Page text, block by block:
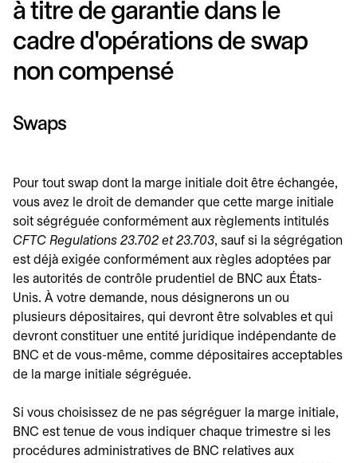
à titre de garantie dans le
cadre d'opérations de swap
non compensé
Swaps
Pour tout swap dont la marge initiale doit être échangée,
vous avez le droit de demander que cette marge initiale
soit ségréguée conformément aux règlements intitulés
CFTC Regulations 23.702 et 23.703, sauf si la ségrégation
est déjà exigée conformément aux règles adoptées par
les autorités de contrôle prudentiel de BNC aux États-
Unis. À votre demande, nous désignerons un ou
plusieurs dépositaires, qui devront être solvables et qui
devront constituer une entité juridique indépendante de
BNC et de vous-même, comme dépositaires acceptables
de la marge initiale ségréguée.
Si vous choisissez de ne pas ségréguer la marge initiale,
BNC est tenue de vous indiquer chaque trimestre si les
procédures administratives de BNC relatives aux